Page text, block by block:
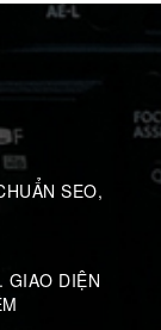
SEO,
GIAO DIỆN